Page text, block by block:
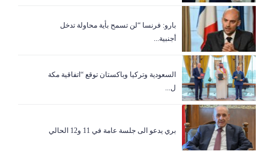
بارو: فرنسا “لن تسمح بأية محاولة تدخل
أجنبية...
السعودية وتركيا وباكستان توقع “اتفاقية مكة
ل...
بري يدعو الى جلسة عامة في 11 و12 الحالي